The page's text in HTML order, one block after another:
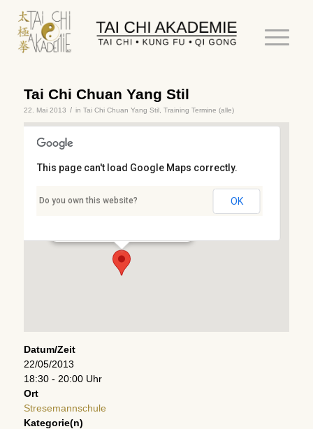
Tai Chi Chuan Yang Stil
22. Mai 2013 / in Tai Chi Chuan Yang Stil, Training Termine (alle)
This page can't load Google Maps correctly.
Do you own this website? OK
Datum/Zeit
22/05/2013
18:30 - 20:00 Uhr
Ort
Stresemannschule
Kategorie(n)